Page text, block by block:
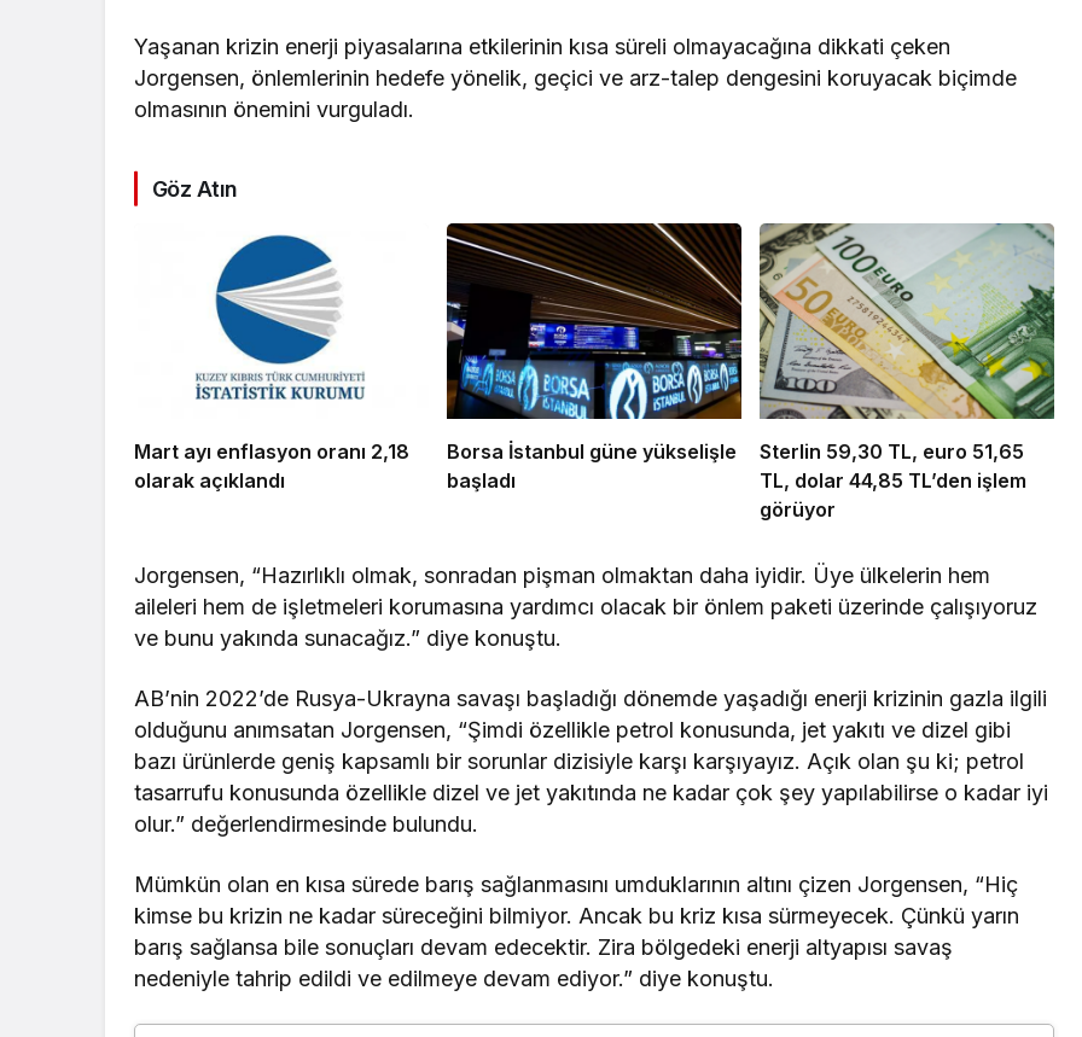
Yaşanan krizin enerji piyasalarına etkilerinin kısa süreli olmayacağına dikkati çeken
Jorgensen, önlemlerinin hedefe yönelik, geçici ve arz-talep dengesini koruyacak biçimde
olmasının önemini vurguladı.
Göz Atın
Mart ayı enflasyon oranı 2,18
olarak açıklandı
Borsa İstanbul güne yükselişle
başladı
Sterlin 59,30 TL, euro 51,65
TL, dolar 44,85 TL’den işlem
görüyor
Jorgensen, “Hazırlıklı olmak, sonradan pişman olmaktan daha iyidir. Üye ülkelerin hem
aileleri hem de işletmeleri korumasına yardımcı olacak bir önlem paketi üzerinde çalışıyoruz
ve bunu yakında sunacağız.” diye konuştu.
AB’nin 2022’de Rusya-Ukrayna savaşı başladığı dönemde yaşadığı enerji krizinin gazla ilgili
olduğunu anımsatan Jorgensen, “Şimdi özellikle petrol konusunda, jet yakıtı ve dizel gibi
bazı ürünlerde geniş kapsamlı bir sorunlar dizisiyle karşı karşıyayız. Açık olan şu ki; petrol
tasarrufu konusunda özellikle dizel ve jet yakıtında ne kadar çok şey yapılabilirse o kadar iyi
olur.” değerlendirmesinde bulundu.
Mümkün olan en kısa sürede barış sağlanmasını umduklarının altını çizen Jorgensen, “Hiç
kimse bu krizin ne kadar süreceğini bilmiyor. Ancak bu kriz kısa sürmeyecek. Çünkü yarın
barış sağlansa bile sonuçları devam edecektir. Zira bölgedeki enerji altyapısı savaş
nedeniyle tahrip edildi ve edilmeye devam ediyor.” diye konuştu.